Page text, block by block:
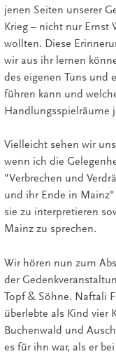
jenen Seiten unserer
Krieg – nicht nur Ernst
wollten. Diese
wir aus ihr lernen
des eigenen Tuns und
führen kann und
Handlungsspielräume
Vielleicht sehen wir
wenn ich die
"Verbrechen und
und ihr Ende in
sie zu interpretieren
Mainz zu sprechen.
Wir hören nun zum
der
Topf & Söhne. Naftali
überlebte als Kind vier
Buchenwald und
es für ihn war, als er